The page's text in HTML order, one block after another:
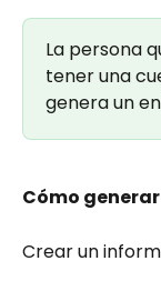
La persona
tener una
genera un
Cómo
Crear un